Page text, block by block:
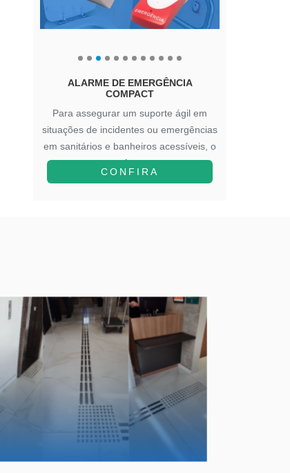
ALARME DE EMERGÊNCIA
COMPACT
Para assegurar um suporte ágil em
situações de incidentes ou emergências
em sanitários e banheiros acessíveis, o
A...
CONFIRA